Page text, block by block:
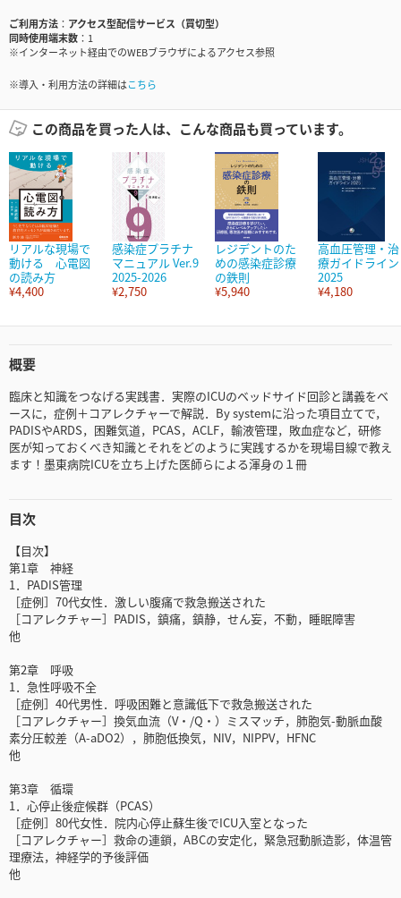
ご利用方法
アクセス型配信サービス（買切型）
同時使用端末数
1
※インターネット経由でのWEBブラウザによるアクセス参照
※導入・利用方法の詳細はこちら
この商品を買った人は、こんな商品も買っています。
リアルな現場で
動ける 心電図
の読み方
¥4,400
感染症プラチナ
マニュアル Ver.9
2025-2026
¥2,750
レジデントのた
めの感染症診療
の鉄則
¥5,940
高血圧管理・治
療ガイドライン
2025
¥4,180
概要
臨床と知識をつなげる実践書．実際のICUのベッドサイド回診と講義をベ
ースに，症例＋コアレクチャーで解説．By systemに沿った項目立てで，
PADISやARDS，困難気道，PCAS，ACLF，輸液管理，敗血症など，研修
医が知っておくべき知識とそれをどのように実践するかを現場目線で教え
ます！墨東病院ICUを立ち上げた医師らによる渾身の１冊
目次
【目次】
第1章 神経
1．PADIS管理
［症例］70代女性．激しい腹痛で救急搬送された
［コアレクチャー］PADIS，鎮痛，鎮静，せん妄，不動，睡眠障害
他
第2章 呼吸
1．急性呼吸不全
［症例］40代男性．呼吸困難と意識低下で救急搬送された
［コアレクチャー］換気血流（V・/Q・）ミスマッチ，肺胞気-動脈血酸
素分圧較差（A-aDO2），肺胞低換気，NIV，NIPPV，HFNC
他
第3章 循環
1．心停止後症候群（PCAS）
［症例］80代女性．院内心停止蘇生後でICU入室となった
［コアレクチャー］救命の連鎖，ABCの安定化，緊急冠動脈造影，体温管
理療法，神経学的予後評価
他